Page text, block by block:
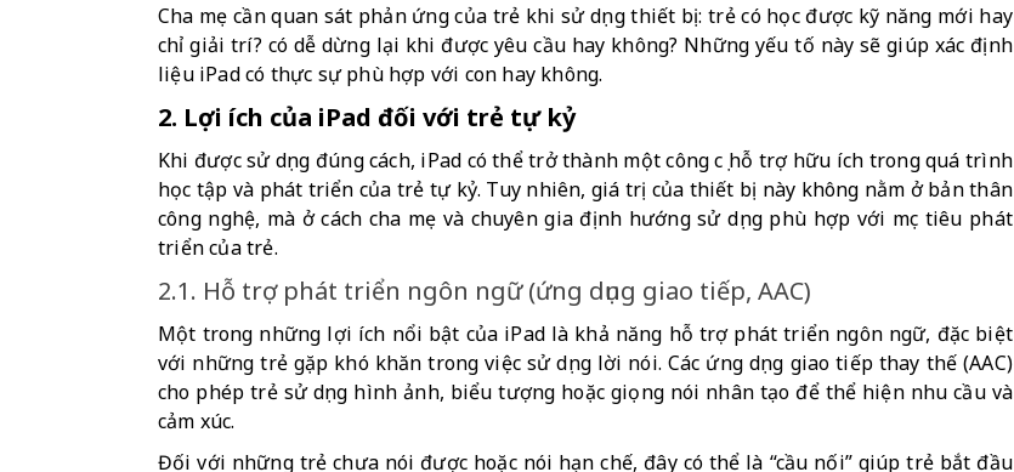
Cha mẹ cần quan sát phản ứng của trẻ khi sử dụng thiết bị: trẻ có học được kỹ năng mới hay
chỉ giải trí? có dễ dừng lại khi được yêu cầu hay không? Những yếu tố này sẽ giúp xác định
liệu iPad có thực sự phù hợp với con hay không.
2. Lợi ích của iPad đối với trẻ tự kỷ
Khi được sử dụng đúng cách, iPad có thể trở thành một công cụ hỗ trợ hữu ích trong quá trình
học tập và phát triển của trẻ tự kỷ. Tuy nhiên, giá trị của thiết bị này không nằm ở bản thân
công nghệ, mà ở cách cha mẹ và chuyên gia định hướng sử dụng phù hợp với mục tiêu phát
triển của trẻ.
2.1. Hỗ trợ phát triển ngôn ngữ (ứng dụng giao tiếp, AAC)
Một trong những lợi ích nổi bật của iPad là khả năng hỗ trợ phát triển ngôn ngữ, đặc biệt
với những trẻ gặp khó khăn trong việc sử dụng lời nói. Các ứng dụng giao tiếp thay thế (AAC)
cho phép trẻ sử dụng hình ảnh, biểu tượng hoặc giọng nói nhân tạo để thể hiện nhu cầu và
cảm xúc.
Đối với những trẻ chưa nói được hoặc nói hạn chế, đây có thể là “cầu nối” giúp trẻ bắt đầu